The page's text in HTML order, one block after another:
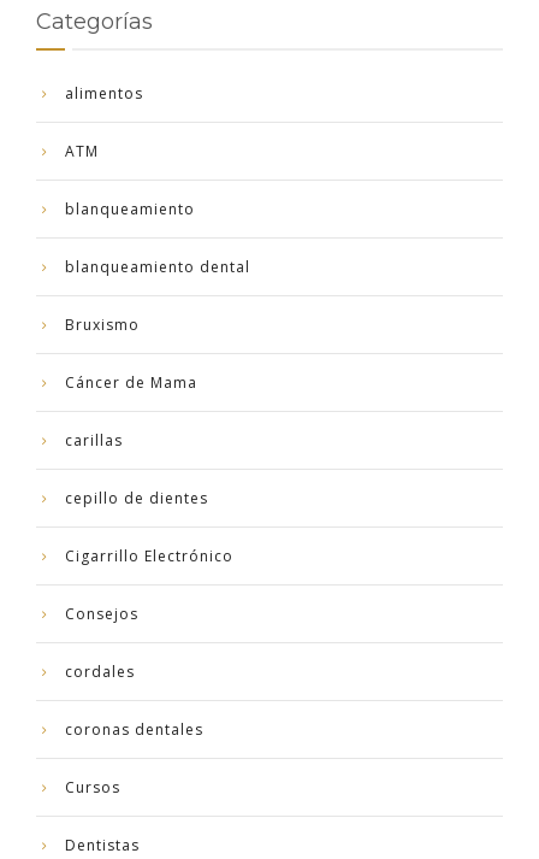
Categorías
alimentos
ATM
blanqueamiento
blanqueamiento dental
Bruxismo
Cáncer de Mama
carillas
cepillo de dientes
Cigarrillo Electrónico
Consejos
cordales
coronas dentales
Cursos
Dentistas